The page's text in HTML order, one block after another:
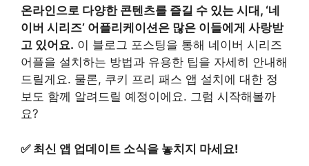
온라인으로 다양한 콘텐츠를 즐길 수 있는 시대, ‘네
이버 시리즈’ 어플리케이션은 많은 이들에게 사랑받
고 있어요. 이 블로그 포스팅을 통해 네이버 시리즈
어플을 설치하는 방법과 유용한 팁을 자세히 안내해
드릴게요. 물론, 쿠키 프리 패스 앱 설치에 대한 정
보도 함께 알려드릴 예정이에요. 그럼 시작해볼까
요?
✅ 최신 앱 업데이트 소식을 놓치지 마세요!